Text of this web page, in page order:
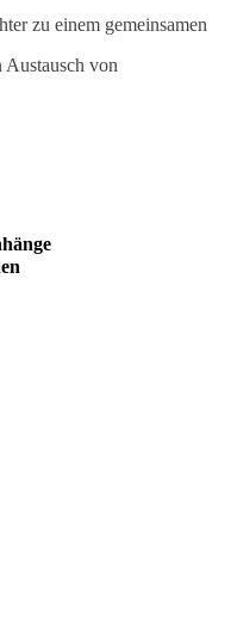
zu einem gemeinsamen
Austausch von